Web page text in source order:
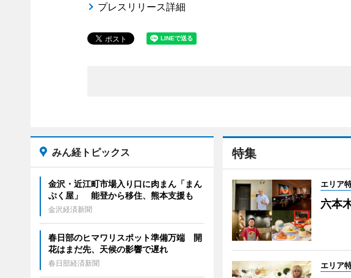
プレスリリース詳細
特集
エリア
六本
エリア
みん経トピックス
金沢・近江町市場入り口に肉まん「まん
ぷく屋」 能登から移住、熊本支援も
金沢経済新聞
春日部のヒマワリスポット準備万端 開
花はまだ先、天候の影響で遅れ
春日部経済新聞